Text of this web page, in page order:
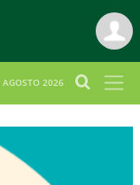
AGOSTO 2026